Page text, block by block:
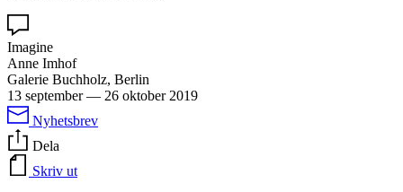
Imagine
Anne Imhof
Galerie Buchholz, Berlin
13 september— 26 oktober 2019
Nyhetsbrev
Dela
Skriv ut